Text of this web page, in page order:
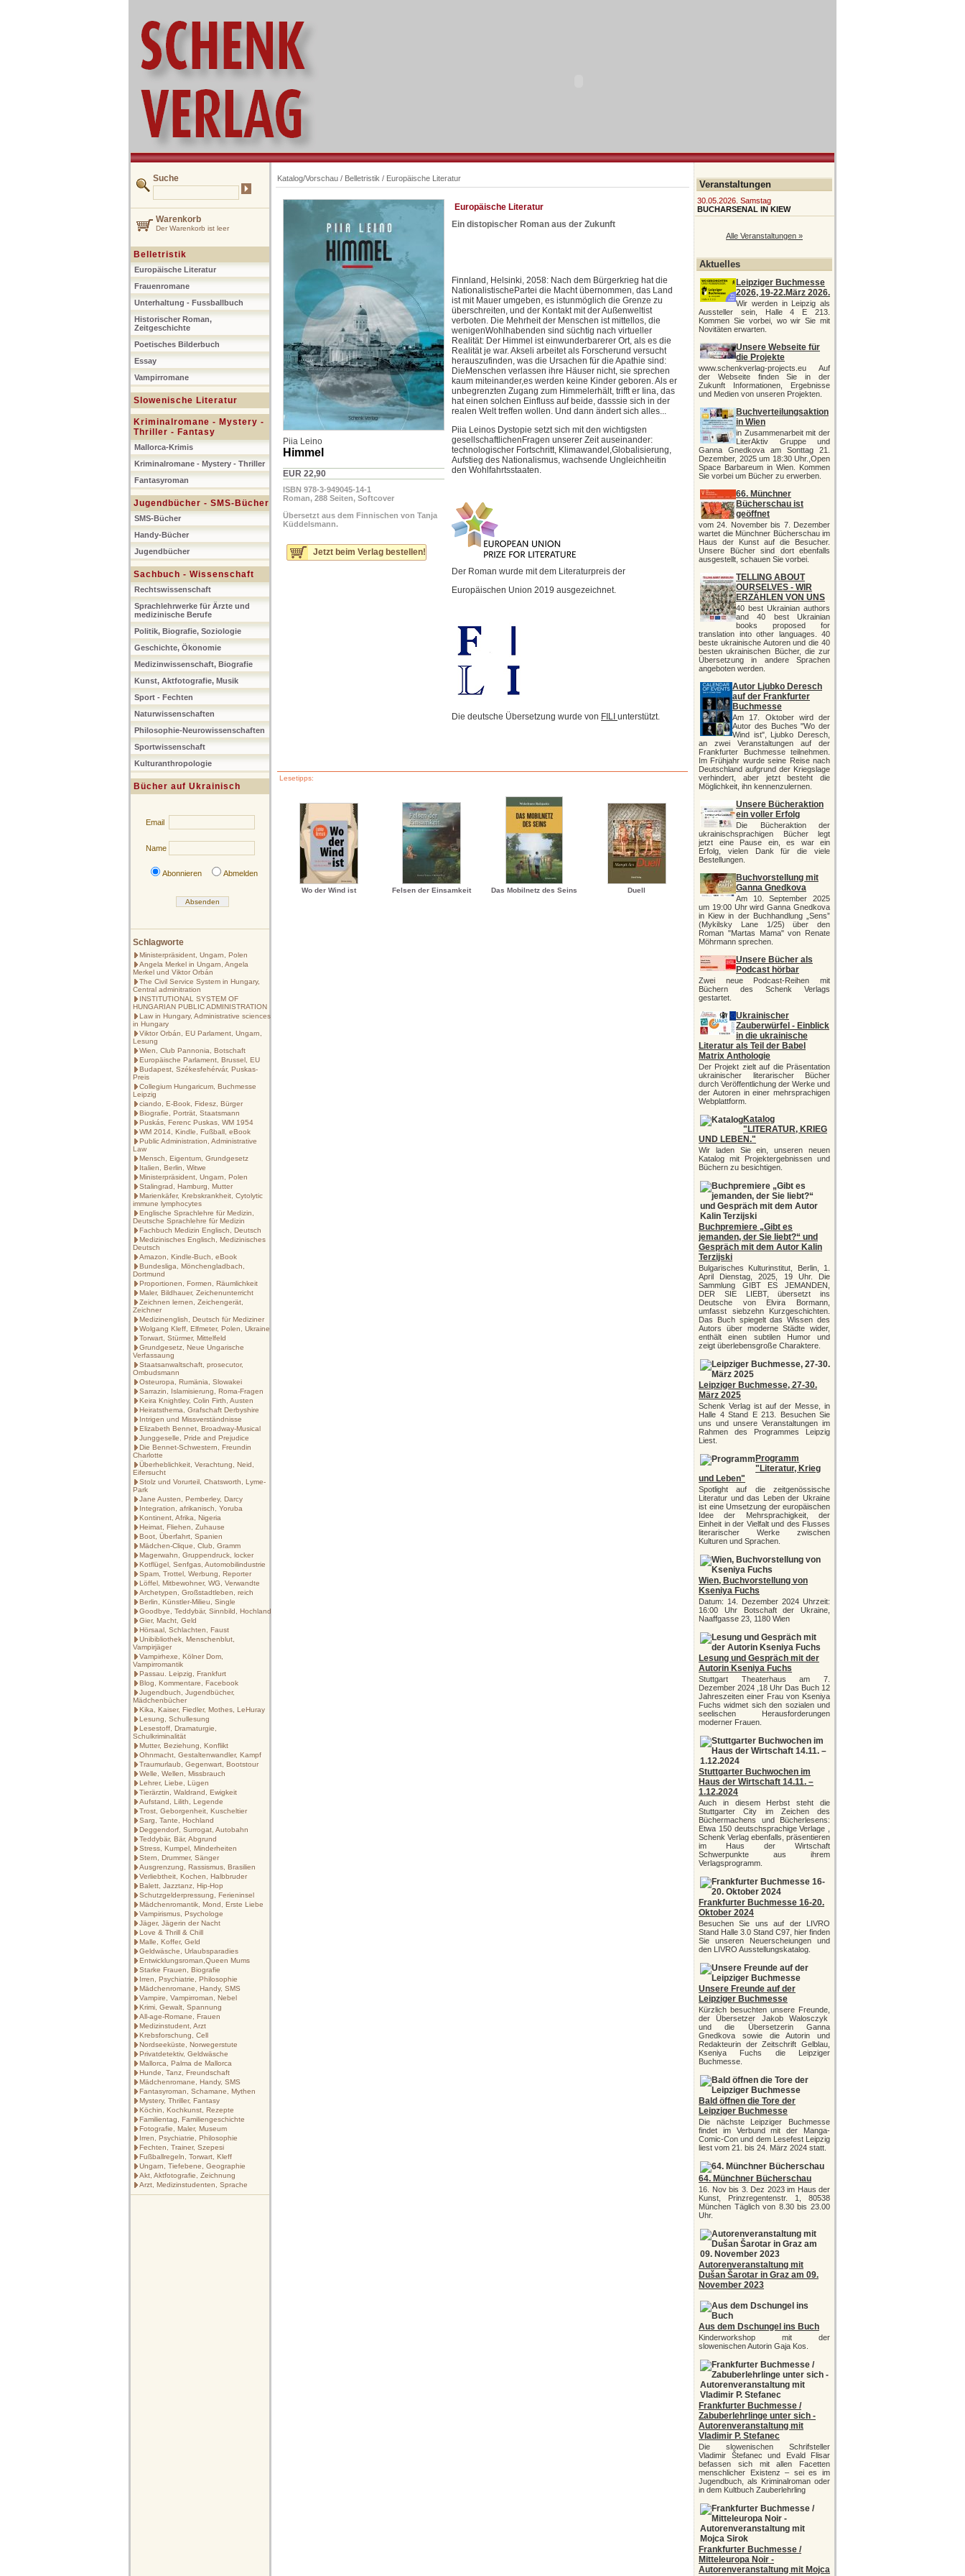
Suche
Warenkorb
Der Warenkorb ist leer
Belletristik
Europäische Literatur
Frauenromane
Unterhaltung - Fussballbuch
Historischer Roman,
Zeitgeschichte
Poetisches Bilderbuch
Essay
Vampirromane
Slowenische Literatur
Kriminalromane - Mystery -
Thriller - Fantasy
Mallorca-Krimis
Kriminalromane - Mystery - Thriller
Fantasyroman
Jugendbücher - SMS-Bücher
SMS-Bücher
Handy-Bücher
Jugendbücher
Sachbuch - Wissenschaft
Rechtswissenschaft
Sprachlehrwerke für Ärzte und
medizinische Berufe
Politik, Biografie, Soziologie
Geschichte, Ökonomie
Medizinwissenschaft, Biografie
Kunst, Aktfotografie, Musik
Sport - Fechten
Naturwissenschaften
Philosophie-Neurowissenschaften
Sportwissenschaft
Kulturanthropologie
Bücher auf Ukrainisch
Email
Name
Abonnieren Abmelden
Schlagworte
Ministerpräsident, Ungarn, Polen
Angela Merkel in Ungarn, Angela
Merkel und Viktor Orbán
The Civil Service System in Hungary,
Central adminitration
INSTITUTIONAL SYSTEM OF
HUNGARIAN PUBLIC ADMINISTRATION
Law in Hungary, Administrative sciences
in Hungary
Viktor Orbán, EU Parlament, Ungarn,
Lesung
Wien, Club Pannonia, Botschaft
Europäische Parlament, Brussel, EU
Budapest, Székesfehérvár, Puskas-
Preis
Collegium Hungaricum, Buchmesse
Leipzig
ciando, E-Book, Fidesz, Bürger
Biografie, Porträt, Staatsmann
Puskás, Ferenc Puskas, WM 1954
WM 2014, Kindle, Fußball, eBook
Public Administration, Administrative
Law
Mensch, Eigentum, Grundgesetz
Italien, Berlin, Witwe
Ministerpräsident, Ungarn, Polen
Stalingrad, Hamburg, Mutter
Marienkäfer, Krebskrankheit, Cytolytic
immune lymphocytes
Englische Sprachlehre für Medizin,
Deutsche Sprachlehre für Medizin
Fachbuch Medizin Englisch, Deutsch
Medizinisches Englisch, Medizinisches
Deutsch
Amazon, Kindle-Buch, eBook
Bundesliga, Mönchengladbach,
Dortmund
Proportionen, Formen, Räumlichkeit
Maler, Bildhauer, Zeichenunterricht
Zeichnen lernen, Zeichengerät,
Zeichner
Medizinenglish, Deutsch für Mediziner
Wolgang Kleff, Elfmeter, Polen, Ukraine
Torwart, Stürmer, Mittelfeld
Grundgesetz, Neue Ungarische
Verfassaung
Staatsanwaltschaft, prosecutor,
Ombudsmann
Osteuropa, Rumänia, Slowakei
Sarrazin, Islamisierung, Roma-Fragen
Keira Knightley, Colin Firth, Austen
Heiratsthema, Grafschaft Derbyshire
Intrigen und Missverständnisse
Elizabeth Bennet, Broadway-Musical
Junggeselle, Pride and Prejudice
Die Bennet-Schwestern, Freundin
Charlotte
Überheblichkeit, Verachtung, Neid,
Eifersucht
Stolz und Vorurteil, Chatsworth, Lyme-
Park
Jane Austen, Pemberley, Darcy
Integration, afrikanisch, Yoruba
Kontinent, Afrika, Nigeria
Heimat, Fliehen, Zuhause
Boot, Überfahrt, Spanien
Mädchen-Clique, Club, Gramm
Magerwahn, Gruppendruck, locker
Kotflügel, Senfgas, Automobilindustrie
Spam, Trottel, Werbung, Reporter
Löffel, Mitbewohner, WG, Verwandte
Archetypen, Großstadtleben, reich
Berlin, Künstler-Milieu, Single
Goodbye, Teddybär, Sinnbild, Hochland
Gier, Macht, Geld
Hörsaal, Schlachten, Faust
Unibibliothek, Menschenblut,
Vampirjäger
Vampirhexe, Kölner Dom,
Vampirromantik
Passau. Leipzig, Frankfurt
Blog, Kommentare, Facebook
Jugendbuch, Jugendbücher,
Mädchenbücher
Kika, Kaiser, Fiedler, Mothes, LeHuray
Lesung, Schullesung
Lesestoff, Dramaturgie,
Schulkriminalität
Mutter, Beziehung, Konflikt
Ohnmacht, Gestaltenwandler, Kampf
Traumurlaub, Gegenwart, Bootstour
Welle, Wellen, Missbrauch
Lehrer, Liebe, Lügen
Tierärztin, Waldrand, Ewigkeit
Aufstand, Lilith, Legende
Trost, Geborgenheit, Kuscheltier
Sarg, Tante, Hochland
Deggendorf, Surrogat, Autobahn
Teddybär, Bär, Abgrund
Stress, Kumpel, Minderheiten
Stern, Drummer, Sänger
Ausgrenzung, Rassismus, Brasilien
Verliebtheit, Kochen, Halbbruder
Balett, Jazztanz, Hip-Hop
Schutzgelderpressung, Ferieninsel
Mädchenromantik, Mond, Erste Liebe
Vampirismus, Psychologe
Jäger, Jägerin der Nacht
Love & Thrill & Chill
Malle, Koffer, Geld
Geldwäsche, Urlaubsparadies
Entwicklungsroman,Queen Mums
Starke Frauen, Biografie
Irren, Psychiatrie, Philosophie
Mädchenromane, Handy, SMS
Vampire, Vampirroman, Nebel
Krimi, Gewalt, Spannung
All-age-Romane, Frauen
Medizinstudent, Arzt
Krebsforschung, Cell
Nordseeküste, Norwegerstute
Privatdetektiv, Geldwäsche
Mallorca, Palma de Mallorca
Hunde, Tanz, Freundschaft
Mädchenromane, Handy, SMS
Fantasyroman, Schamane, Mythen
Mystery, Thriller, Fantasy
Köchin, Kochkunst, Rezepte
Familientag, Familiengeschichte
Fotografie, Maler, Museum
Irren, Psychiatrie, Philosophie
Fechten, Trainer, Szepesi
Fußballregeln, Torwart, Kleff
Ungarn, Tiefebene, Geographie
Akt, Aktfotografie, Zeichnung
Arzt, Medizinstudenten, Sprache
Katalog/Vorschau / Belletristik / Europäische Literatur
Piia Leino
Himmel
EUR 22,90
ISBN 978-3-949045-14-1
Roman, 288 Seiten, Softcover
Übersetzt aus dem Finnischen von Tanja
Küddelsmann.
Jetzt beim Verlag bestellen!
Europäische Literatur
Ein distopischer Roman aus der Zukunft
Finnland, Helsinki, 2058: Nach dem Bürgerkrieg hat die
NationalistischePartei die Macht übernommen, das Land
ist mit Mauer umgeben, es istunmöglich die Grenze zu
überschreiten, und der Kontakt mit der Außenweltist
verboten. Die Mehrheit der Menschen ist mittellos, die
wenigenWohlhabenden sind süchtig nach virtueller
Realität: Der Himmel ist einwunderbarerer Ort, als es die
Realität je war. Akseli arbeitet als Forscherund versucht
herauszufinden, was die Ursachen für die Apathie sind:
DieMenschen verlassen ihre Häuser nicht, sie sprechen
kaum miteinander,es werden keine Kinder geboren. Als er
unbegrenzten Zugang zum Himmelerhält, trifft er Iina, das
hat einen solchen Einfluss auf beide, dasssie sich in der
realen Welt treffen wollen. Und dann ändert sich alles...
Piia Leinos Dystopie setzt sich mit den wichtigsten
gesellschaftlichenFragen unserer Zeit auseinander:
technologischer Fortschritt, Klimawandel,Globalisierung,
Aufstieg des Nationalismus, wachsende Ungleichheitin
den Wohlfahrtsstaaten.
Der Roman wurde mit dem Literaturpreis der
Europäischen Union 2019 ausgezeichnet.
Die deutsche Übersetzung wurde von FILI unterstützt.
Lesetipps:
Wo der Wind ist Felsen der Einsamkeit Das Mobilnetz des Seins Duell
Veranstaltungen
30.05.2026. Samstag
BUCHARSENAL IN KIEW
Alle Veranstaltungen »
Aktuelles
Leipziger Buchmesse
2026, 19-22.März 2026.
Wir werden in Leipzig als
Aussteller sein, Halle 4 E 213.
Kommen Sie vorbei, wo wir Sie mit
Novitäten erwarten.
Unsere Webseite für
die Projekte
www.schenkverlag-projects.eu Auf
der Webseite finden Sie in der
Zukunft Informationen, Ergebnisse
und Medien von unseren Projekten.
Buchverteilungsaktion
in Wien
in Zusammenarbeit mit der
LiterAktiv Gruppe und
Ganna Gnedkova am Sonttag 21.
Dezember, 2025 um 18:30 Uhr.,Open
Space Barbareum in Wien. Kommen
Sie vorbei um Bücher zu erwerben.
66. Münchner
Bücherschau ist
geöffnet
vom 24. November bis 7. Dezember
wartet die Münchner Bücherschau im
Haus der Kunst auf die Besucher.
Unsere Bücher sind dort ebenfalls
ausgestellt, schauen Sie vorbei.
TELLING ABOUT
OURSELVES - WIR
ERZÄHLEN VON UNS
40 best Ukrainian authors
and 40 best Ukrainian
books proposed for
translation into other languages. 40
beste ukrainische Autoren und die 40
besten ukrainischen Bücher, die zur
Übersetzung in andere Sprachen
angeboten werden.
Autor Ljubko Deresch
auf der Frankfurter
Buchmesse
Am 17. Oktober wird der
Autor des Buches "Wo der
Wind ist", Ljubko Deresch,
an zwei Veranstaltungen auf der
Frankfurter Buchmesse teilnehmen.
Im Frühjahr wurde seine Reise nach
Deutschland aufgrund der Kriegslage
verhindert, aber jetzt besteht die
Möglichkeit, ihn kennenzulernen.
Unsere Bücheraktion
ein voller Erfolg
Die Bücheraktion der
ukrainischsprachigen Bücher legt
jetzt eine Pause ein, es war ein
Erfolg, vielen Dank für die viele
Bestellungen.
Buchvorstellung mit
Ganna Gnedkova
Am 10. September 2025
um 19:00 Uhr wird Ganna Gnedkova
in Kiew in der Buchhandlung „Sens”
(Mykilsky Lane 1/25) über den
Roman "Martas Mama" von Renate
Möhrmann sprechen.
Unsere Bücher als
Podcast hörbar
Zwei neue Podcast-Reihen mit
Büchern des Schenk Verlags
gestartet.
Ukrainischer
Zauberwürfel - Einblick
in die ukrainische
Literatur als Teil der Babel
Matrix Anthologie
Der Projekt zielt auf die Präsentation
ukrainischer literarischer Bücher
durch Veröffentlichung der Werke und
der Autoren in einer mehrsprachigen
Webplattform.
Katalog
"LITERATUR, KRIEG
UND LEBEN."
Wir laden Sie ein, unseren neuen
Katalog mit Projektergebnissen und
Büchern zu besichtigen.
Buchpremiere „Gibt es
jemanden, der Sie liebt?“ und
Gespräch mit dem Autor Kalin
Terzijski
Bulgarisches Kulturinstitut, Berlin, 1.
April Dienstag, 2025, 19 Uhr. Die
Sammlung GIBT ES JEMANDEN,
DER SIE LIEBT, übersetzt ins
Deutsche von Elvira Bormann,
umfasst siebzehn Kurzgeschichten.
Das Buch spiegelt das Wissen des
Autors über moderne Städte wider,
enthält einen subtilen Humor und
zeigt überlebensgroße Charaktere.
Leipziger Buchmesse, 27-30.
März 2025
Schenk Verlag ist auf der Messe, in
Halle 4 Stand E 213. Besuchen Sie
uns und unsere Veranstaltungen im
Rahmen des Programmes Leipzig
Liest.
Programm
"Literatur, Krieg
und Leben"
Spotlight auf die zeitgenössische
Literatur und das Leben der Ukraine
ist eine Umsetzung der europäischen
Idee der Mehrsprachigkeit, der
Einheit in der Vielfalt und des Flusses
literarischer Werke zwischen
Kulturen und Sprachen.
Wien, Buchvorstellung von
Kseniya Fuchs
Datum: 14. Dezember 2024 Uhrzeit:
16:00 Uhr Botschaft der Ukraine,
Naaffgasse 23, 1180 Wien
Lesung und Gespräch mit der
Autorin Kseniya Fuchs
Stuttgart Theaterhaus am 7.
Dezember 2024 ,18 Uhr Das Buch 12
Jahreszeiten einer Frau von Kseniya
Fuchs widmet sich den sozialen und
seelischen Herausforderungen
moderner Frauen.
Stuttgarter Buchwochen im
Haus der Wirtschaft 14.11. –
1.12.2024
Auch in diesem Herbst steht die
Stuttgarter City im Zeichen des
Büchermachens und Bücherlesens:
Etwa 150 deutschsprachige Verlage ,
Schenk Verlag ebenfalls, präsentieren
im Haus der Wirtschaft
Schwerpunkte aus ihrem
Verlagsprogramm.
Frankfurter Buchmesse 16-20.
Oktober 2024
Besuchen Sie uns auf der LIVRO
Stand Halle 3.0 Stand C97, hier finden
Sie unseren Neuerscheiungen und
den LIVRO Ausstellungskatalog.
Unsere Freunde auf der
Leipziger Buchmesse
Kürzlich besuchten unsere Freunde,
der Übersetzer Jakob Walosczyk
und die Übersetzerin Ganna
Gnedkova sowie die Autorin und
Redakteurin der Zeitschrift Gelblau,
Kseniya Fuchs die Leipziger
Buchmesse.
Bald öffnen die Tore der
Leipziger Buchmesse
Die nächste Leipziger Buchmesse
findet im Verbund mit der Manga-
Comic-Con und dem Lesefest Leipzig
liest vom 21. bis 24. März 2024 statt.
64. Münchner Bücherschau
16. Nov bis 3. Dez 2023 im Haus der
Kunst, Prinzregentenstr. 1, 80538
München Täglich von 8.30 bis 23.00
Uhr.
Autorenveranstaltung mit
Dušan Šarotar in Graz am 09.
November 2023
Aus dem Dschungel ins Buch
Kinderworkshop mit der
slowenischen Autorin Gaja Kos.
Frankfurter Buchmesse /
Zabuberlehrlinge unter sich -
Autorenveranstaltung mit
Vladimir P. Stefanec
Die slowenischen Schrifsteller
Vladimir Štefanec und Evald Flisar
befassen sich mit allen Facetten
menschlicher Existenz – sei es im
Jugendbuch, als Kriminalroman oder
in dem Kultbuch Zauberlehrling
Frankfurter Buchmesse /
Mitteleuropa Noir -
Autorenveranstaltung mit Mojca